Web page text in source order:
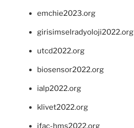
emchie2023.org
girisimselradyoloji2022.org
utcd2022.org
biosensor2022.org
ialp2022.org
klivet2022.org
ifac-hms2022.org